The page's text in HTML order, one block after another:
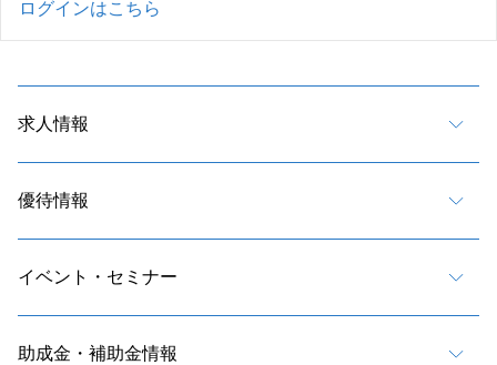
ログインはこちら
求人情報
優待情報
イベント・セミナー
助成金・補助金情報